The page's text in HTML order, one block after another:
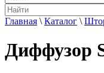
Главная \ Каталог \
Диффузор